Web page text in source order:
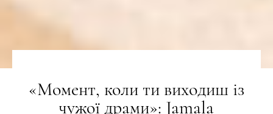
«Момент, коли ти виходиш із
чужої драми»: Jamala